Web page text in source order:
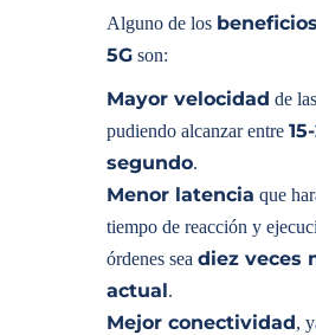
Alguno de los beneficios
5G son:
Mayor velocidad de
pudiendo alcanzar entre
segundo.
Menor latencia que
tiempo de reacción y
órdenes sea diez veces
actual.
Mejor conectividad,